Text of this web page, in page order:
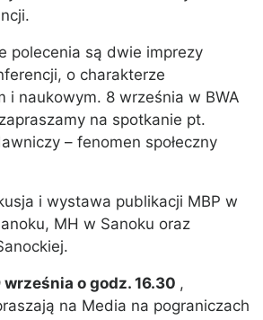
polecenia są dwie imprezy
o charakterze
i naukowym. 8 września w BWA
na spotkanie pt.
– fenomen społeczny
i wystawa publikacji MBP w
MH w Sanoku oraz
o godz. 16.30 ,
na Media na pograniczach